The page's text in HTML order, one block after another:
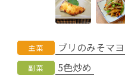
主菜 ブリのみそマ
副菜 5色炒め